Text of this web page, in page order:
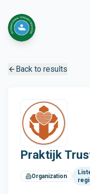
Back to results
Praktijk
Organization